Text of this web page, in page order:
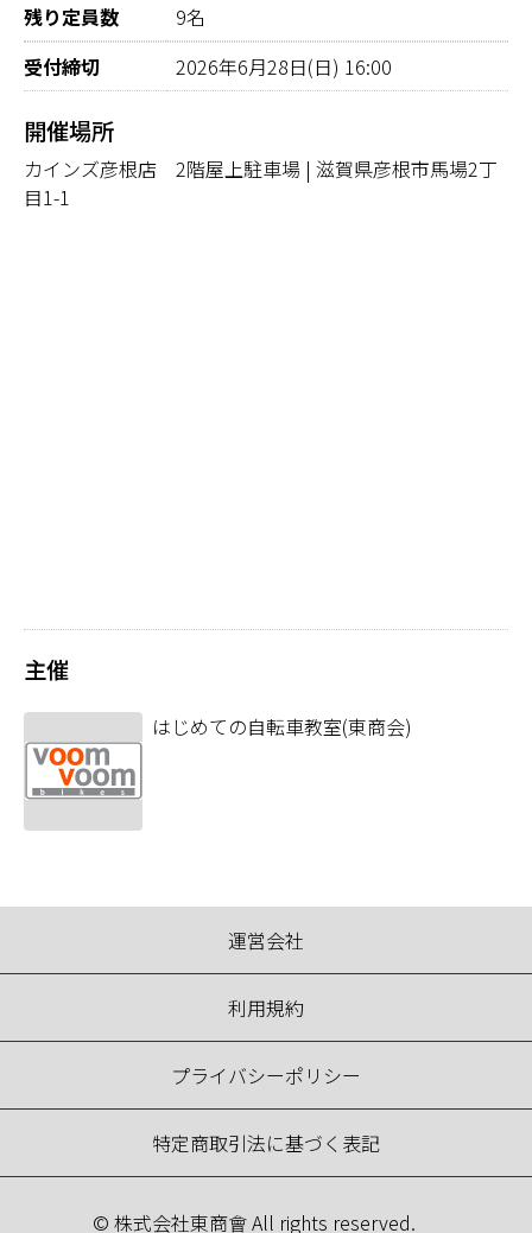
残り定員数
9名
受付締切
2026年6月28日(日) 16:00
開催場所
カインズ彦根店 2階屋上駐車場 | 滋賀県彦根市馬場2丁
目1-1
主催
はじめての自転車教室(東商会)
運営会社
利用規約
プライバシーポリシー
特定商取引法に基づく表記
© 株式会社東商會 All rights reserved.